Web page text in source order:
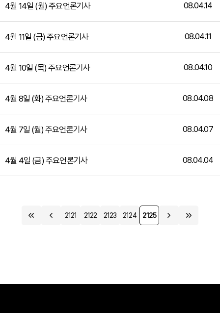
4월 14일 (월) 주요언론기사 08.04.14
4월 11일 (금) 주요언론기사 08.04.11
4월 10일 (목) 주요언론기사 08.04.10
4월 8일 (화) 주요언론기사 08.04.08
4월 7일 (월) 주요언론기사 08.04.07
4월 4일 (금) 주요언론기사 08.04.04
2121 2122 2123 2124 2125